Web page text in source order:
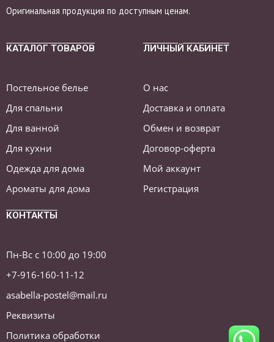
Оригинальная продукция по доступным ценам.
КАТАЛОГ ТОВАРОВ
Постельное белье
Для спальни
Для ванной
Для кухни
Одежда для дома
Ароматы для дома
ЛИЧНЫЙ КАБИНЕТ
О нас
Доставка и оплата
Обмен и возврат
Договор-оферта
Мой аккаунт
Регистрация
КОНТАКТЫ
Пн-Вс с 10:00 до 19:00
+7-916-160-11-12
asabella-postel@mail.ru
Реквизиты
Политика обработки